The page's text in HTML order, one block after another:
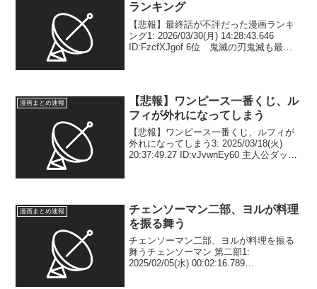
ランキング
【悲報】最終話が不評だった漫画ランキ
ング1: 2026/03/30(月) 14:28:43.646
ID:FzcfXJgof 6位 鬼滅の刃鬼滅も最終
漫画まとめ速報
【悲報】ワンピース一番くじ、ル
フィが外れになってしまう
【悲報】ワンピース一番くじ、ルフィが
外れになってしまう3: 2025/03/18(火)
20:37:49.27 ID:vJvwnEy60 主人公ダッサ
漫画まとめ速報
チェンソーマン二部、ヨルが料理
を振る舞う
チェンソーマン二部、ヨルが料理を振る
舞うチェンソーマン 第二部1:
2025/02/05(水) 00:02:16.789